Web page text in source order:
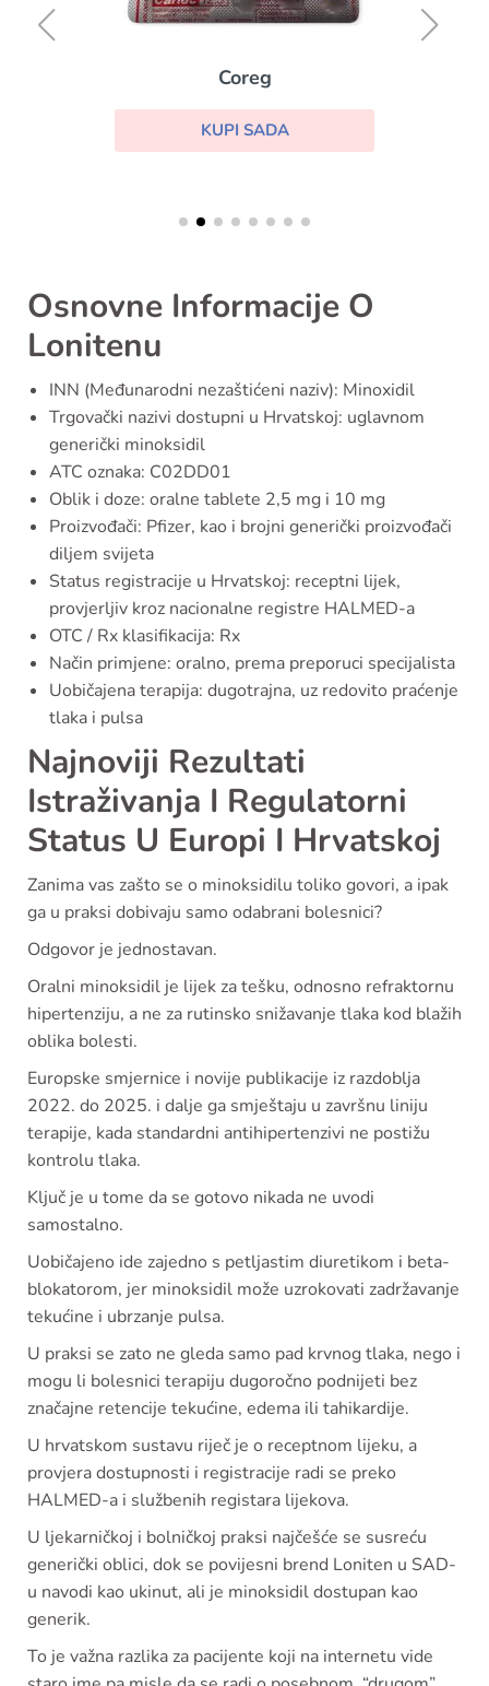
Coreg
KUPI SADA
Osnovne Informacije O
Lonitenu
INN (Međunarodni nezaštićeni naziv): Minoxidil
Trgovački nazivi dostupni u Hrvatskoj: uglavnom
generički minoksidil
ATC oznaka: C02DD01
Oblik i doze: oralne tablete 2,5 mg i 10 mg
Proizvođači: Pfizer, kao i brojni generički proizvođači
diljem svijeta
Status registracije u Hrvatskoj: receptni lijek,
provjerljiv kroz nacionalne registre HALMED-a
OTC / Rx klasifikacija: Rx
Način primjene: oralno, prema preporuci specijalista
Uobičajena terapija: dugotrajna, uz redovito praćenje
tlaka i pulsa
Najnoviji Rezultati
Istraživanja I Regulatorni
Status U Europi I Hrvatskoj
Zanima vas zašto se o minoksidilu toliko govori, a ipak
ga u praksi dobivaju samo odabrani bolesnici?
Odgovor je jednostavan.
Oralni minoksidil je lijek za tešku, odnosno refraktornu
hipertenziju, a ne za rutinsko snižavanje tlaka kod blažih
oblika bolesti.
Europske smjernice i novije publikacije iz razdoblja
2022. do 2025. i dalje ga smještaju u završnu liniju
terapije, kada standardni antihipertenzivi ne postižu
kontrolu tlaka.
Ključ je u tome da se gotovo nikada ne uvodi
samostalno.
Uobičajeno ide zajedno s petljastim diuretikom i beta-
blokatorom, jer minoksidil može uzrokovati zadržavanje
tekućine i ubrzanje pulsa.
U praksi se zato ne gleda samo pad krvnog tlaka, nego i
mogu li bolesnici terapiju dugoročno podnijeti bez
značajne retencije tekućine, edema ili tahikardije.
U hrvatskom sustavu riječ je o receptnom lijeku, a
provjera dostupnosti i registracije radi se preko
HALMED-a i službenih registara lijekova.
U ljekarničkoj i bolničkoj praksi najčešće se susreću
generički oblici, dok se povijesni brend Loniten u SAD-
u navodi kao ukinut, ali je minoksidil dostupan kao
generik.
To je važna razlika za pacijente koji na internetu vide